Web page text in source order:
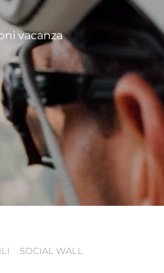
vacanza
SOCIAL WALL